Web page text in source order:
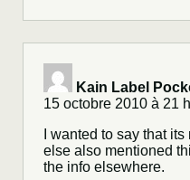
Kain Label
15 octobre 2010 à 21
I wanted to say that
else also mentioned
the info elsewhere.